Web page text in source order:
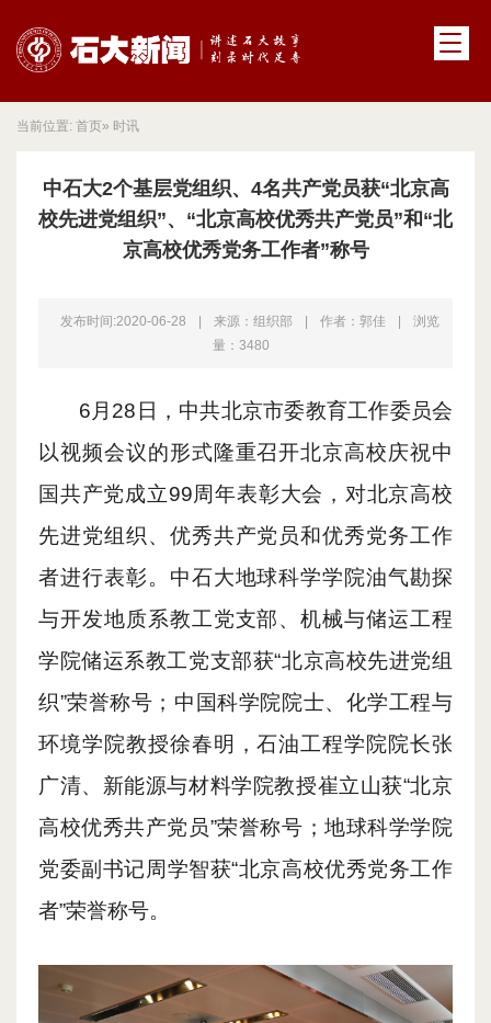
当前位置: 首页» 时讯
中石大2个基层党组织、4名共产党员获“北京高
校先进党组织”、“北京高校优秀共产党员”和“北
京高校优秀党务工作者”称号
发布时间:2020-06-28 来源：组织部 作者：郭佳
浏览
量： 3480
6月28日，中共北京市委教育工作委员会
以视频会议的形式隆重召开北京高校庆祝中
国共产党成立99周年表彰大会，对北京高校
先进党组织、优秀共产党员和优秀党务工作
者进行表彰。 中石大地球科学学院油气勘探
与开发地质系教工党支部、机械与储运工程
学院储运系教工党支部获“北京高校先进党组
织”荣誉称号；中国科学院院士、化学工程与
环境学院教授徐春明 ，石油工程学院院长张
广清、新能源与材料学院教授崔立山获“北京
高校优秀共产党员”荣誉称号； 地球科学学院
党委副书记周学智获“北京高校优秀党务工作
者”荣誉称号。